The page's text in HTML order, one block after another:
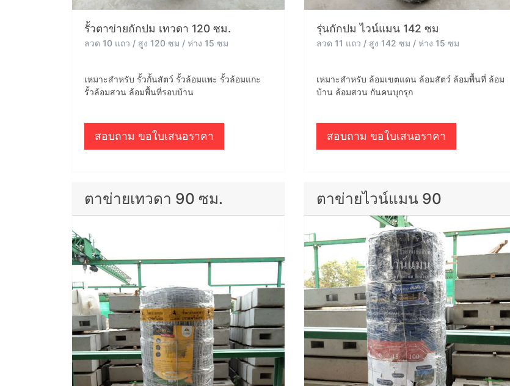
รั้วตาข่ายถักปม เทวดา 120 ซม.
ลวด 10 แถว / สูง 120 ซม / ห่าง 15 ซม
เหมาะสำหรับ รั้วกั้นสัตว์ รั้วล้อมแพะ รั้วล้อมแกะ
รั้วล้อมสวน ล้อมพื้นที่รอบบ้าน
สอบถาม ขอใบเสนอราคา
รุ่นถักปม ไวน์แมน 142 ซม
ลวด 11 แถว / สูง 142 ซม / ห่าง 15 ซม
เหมาะสำหรับ ล้อมเขตแดน ล้อมสัตว์ ล้อมพื้นที่ ล้อม
บ้าน ล้อมสวน กันคนบุกรุก
สอบถาม ขอใบเสนอราคา
ตาข่ายเทวดา 90 ซม. ตาข่ายไวน์แมน 90